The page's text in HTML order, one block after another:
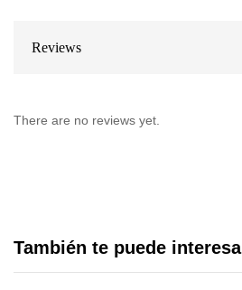
Reviews
There are no reviews yet.
También te puede